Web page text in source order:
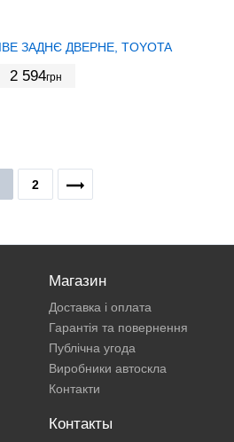
ЗАДНЄ ДВЕРНЕ, TOYOTA
2 594грн
2
Магазин
Доставка і оплата
Гарантія та повернення
Публічна угода
Виробники автоскла
Контакти
Контакты